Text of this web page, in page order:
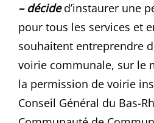
– décided’instaurer une
pour tous les services et
souhaitent entreprendre
voirie communale, sur le
la permission de voirie
Conseil Général du Bas-